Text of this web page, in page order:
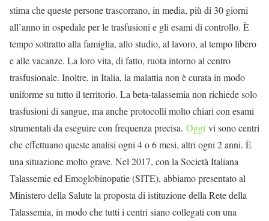
stima che queste persone trascorrano, in media, più di 30 giorni
all’anno in ospedale per le trasfusioni e gli esami di controllo. È
tempo sottratto alla famiglia, allo studio, al lavoro, al tempo libero
e alle vacanze. La loro vita, di fatto, ruota intorno al centro
trasfusionale. Inoltre, in Italia, la malattia non è curata in modo
uniforme su tutto il territorio. La beta-talassemia non richiede solo
trasfusioni di sangue, ma anche protocolli molto chiari con esami
strumentali da eseguire con frequenza precisa. Oggi vi sono centri
che effettuano queste analisi ogni 4 o 6 mesi, altri ogni 2 anni. È
una situazione molto grave. Nel 2017, con la Società Italiana
Talassemie ed Emoglobinopatie (SITE), abbiamo presentato al
Ministero della Salute la proposta di istituzione della Rete della
Talassemia, in modo che tutti i centri siano collegati con una